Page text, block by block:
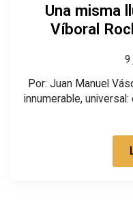
Una misma
Víboral
9
Por: Juan Manuel
innumerable,